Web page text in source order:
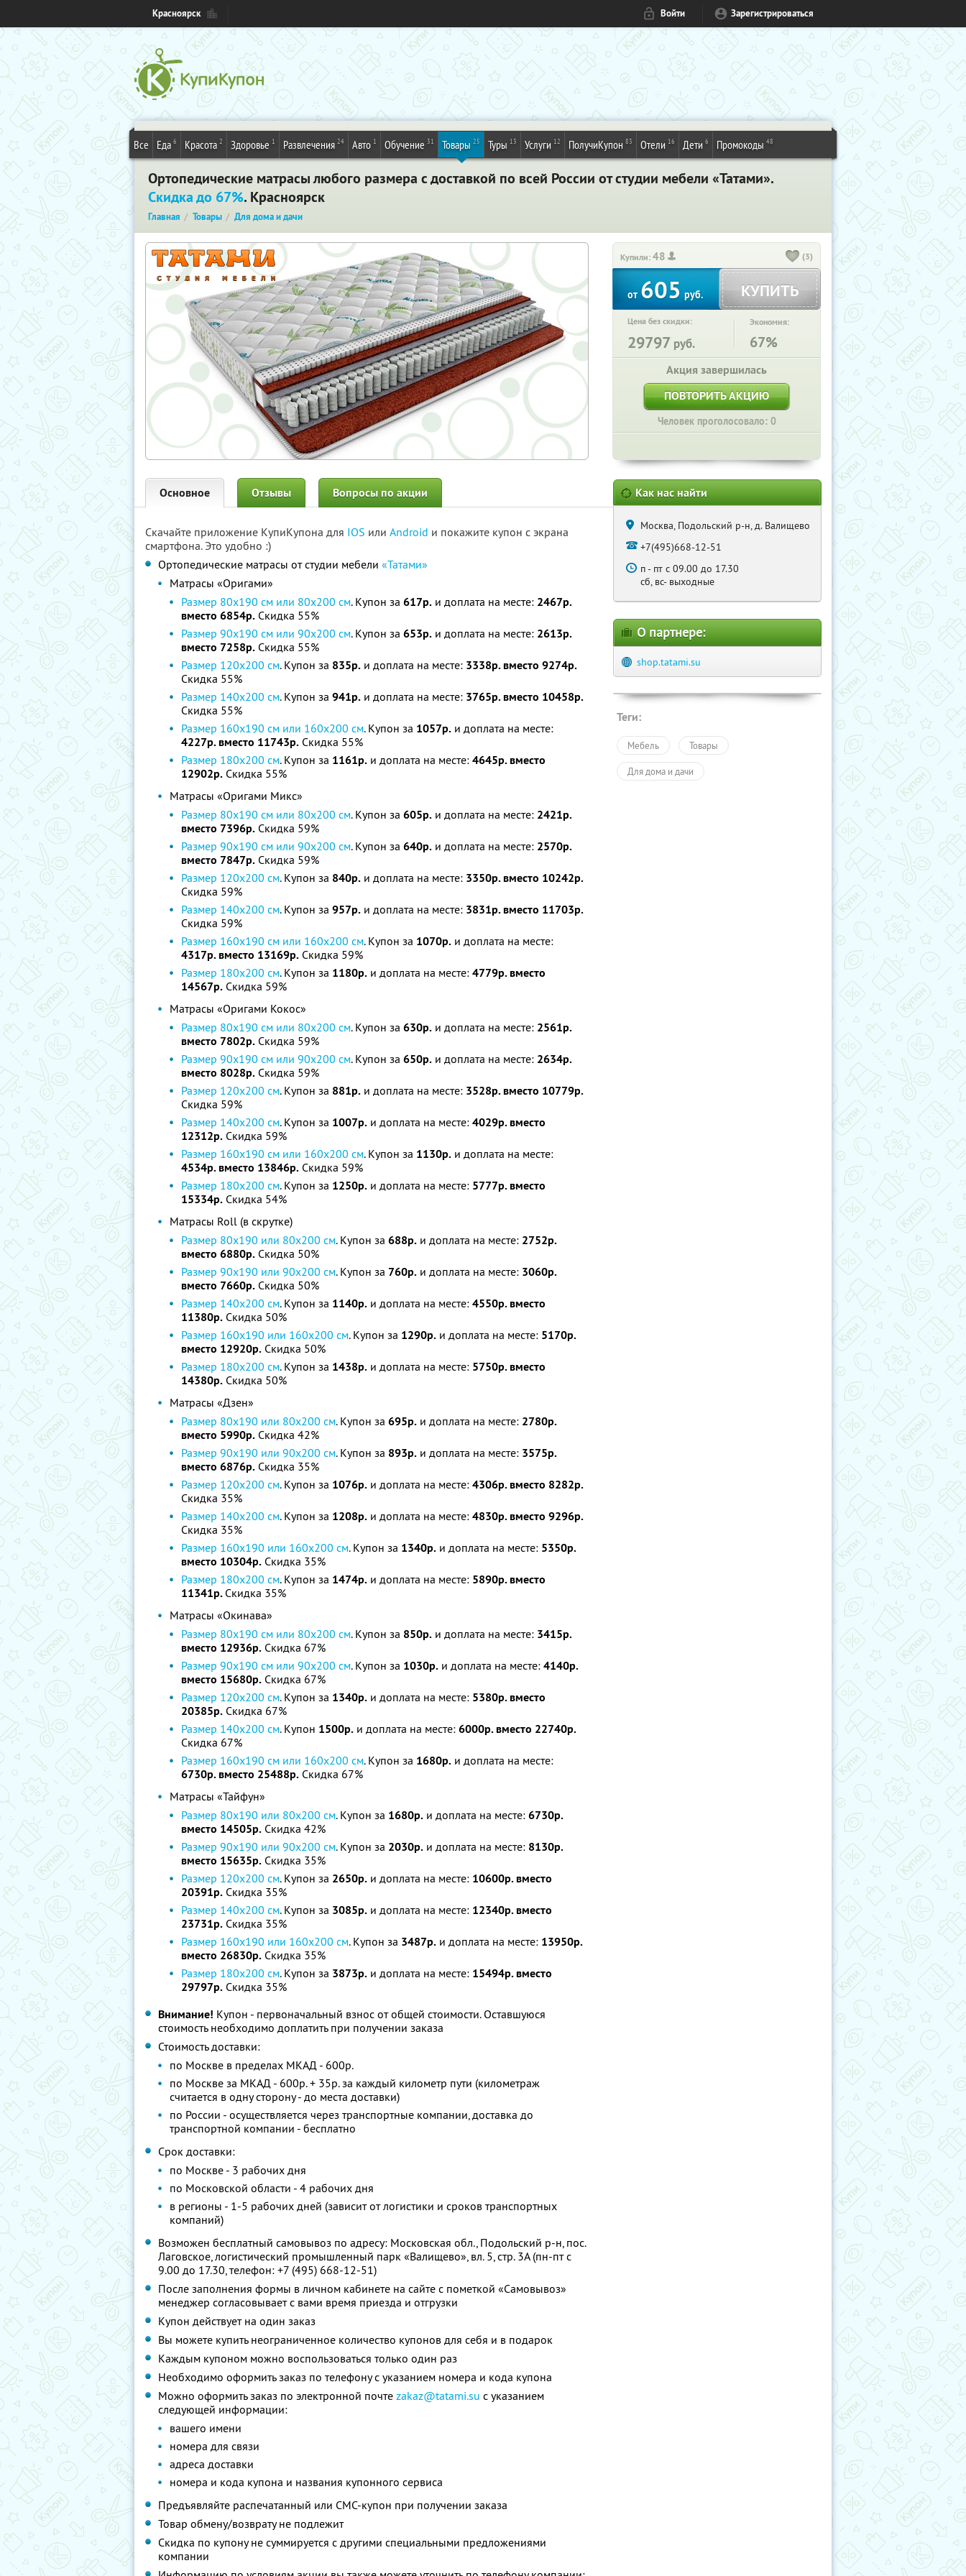
Красноярск Войти Зарегистрироваться
Все Еда 6 Красота 2 Здоровье 1 Развлечения 24 Авто 1 Обучение 31 Товары 25 Туры 13 Услуги 12 ПолучиКупон 83 Отели 16 Дети 6 Промокоды 48
Ортопедические матрасы любого размера с доставкой по всей России от студии мебели «Татами».
Скидка до 67%. Красноярск
Главная Товары Для дома и дачи
Купили:48 (3)
от605руб. КУПИТЬ
Цена без скидки:
29797 руб.
Экономия:
67%
Акция завершилась
ПОВТОРИТЬ АКЦИЮ
Человек проголосовало: 0
Основное Отзывы Вопросы по акции
Скачайте приложение КупиКупона для IOS или Android и покажите купон с экрана
смартфона. Это удобно :)
Ортопедические матрасы от студии мебели «Татами»
Матрасы «Оригами»
Размер 80х190 cм или 80х200 см. Купон за 617р. и доплата на месте: 2467р.
вместо 6854р. Скидка 55%
Размер 90х190 cм или 90х200 см. Купон за 653р. и доплата на месте: 2613р.
вместо 7258р. Скидка 55%
Размер 120х200 см. Купон за 835р. и доплата на месте: 3338р. вместо 9274р.
Скидка 55%
Размер 140х200 см. Купон за 941р. и доплата на месте: 3765р. вместо 10458р.
Скидка 55%
Размер 160х190 cм или 160х200 см. Купон за 1057р. и доплата на месте:
4227р. вместо 11743р. Скидка 55%
Размер 180х200 см. Купон за 1161р. и доплата на месте: 4645р. вместо
12902р. Скидка 55%
Матрасы «Оригами Микс»
Размер 80х190 cм или 80х200 см. Купон за 605р. и доплата на месте: 2421р.
вместо 7396р. Скидка 59%
Размер 90х190 cм или 90х200 см. Купон за 640р. и доплата на месте: 2570р.
вместо 7847р. Скидка 59%
Размер 120х200 см. Купон за 840р. и доплата на месте: 3350р. вместо 10242р.
Скидка 59%
Размер 140х200 см. Купон за 957р. и доплата на месте: 3831р. вместо 11703р.
Скидка 59%
Размер 160х190 cм или 160х200 см. Купон за 1070р. и доплата на месте:
4317р. вместо 13169р. Скидка 59%
Размер 180х200 см. Купон за 1180р. и доплата на месте: 4779р. вместо
14567р. Скидка 59%
Матрасы «Оригами Кокос»
Размер 80х190 cм или 80х200 см. Купон за 630р. и доплата на месте: 2561р.
вместо 7802р. Скидка 59%
Размер 90х190 cм или 90х200 см. Купон за 650р. и доплата на месте: 2634р.
вместо 8028р. Скидка 59%
Размер 120х200 см. Купон за 881р. и доплата на месте: 3528р. вместо 10779р.
Скидка 59%
Размер 140х200 см. Купон за 1007р. и доплата на месте: 4029р. вместо
12312р. Скидка 59%
Размер 160х190 cм или 160х200 см. Купон за 1130р. и доплата на месте:
4534р. вместо 13846р. Скидка 59%
Размер 180х200 см. Купон за 1250р. и доплата на месте: 5777р. вместо
15334р. Скидка 54%
Матрасы Roll (в скрутке)
Размер 80х190 или 80х200 см. Купон за 688р. и доплата на месте: 2752р.
вместо 6880р. Скидка 50%
Размер 90х190 или 90х200 см. Купон за 760р. и доплата на месте: 3060р.
вместо 7660р. Скидка 50%
Размер 140х200 см. Купон за 1140р. и доплата на месте: 4550р. вместо
11380р. Скидка 50%
Размер 160х190 или 160х200 см. Купон за 1290р. и доплата на месте: 5170р.
вместо 12920р. Скидка 50%
Размер 180х200 см. Купон за 1438р. и доплата на месте: 5750р. вместо
14380р. Скидка 50%
Матрасы «Дзен»
Размер 80х190 или 80х200 см. Купон за 695р. и доплата на месте: 2780р.
вместо 5990р. Скидка 42%
Размер 90х190 или 90х200 см. Купон за 893р. и доплата на месте: 3575р.
вместо 6876р. Скидка 35%
Размер 120х200 см. Купон за 1076р. и доплата на месте: 4306р. вместо 8282р.
Скидка 35%
Размер 140х200 см. Купон за 1208р. и доплата на месте: 4830р. вместо 9296р.
Скидка 35%
Размер 160х190 или 160х200 см. Купон за 1340р. и доплата на месте: 5350р.
вместо 10304р. Скидка 35%
Размер 180х200 см. Купон за 1474р. и доплата на месте: 5890р. вместо
11341р. Скидка 35%
Матрасы «Окинава»
Размер 80х190 cм или 80х200 см. Купон за 850р. и доплата на месте: 3415р.
вместо 12936р. Скидка 67%
Размер 90х190 cм или 90х200 см. Купон за 1030р. и доплата на месте: 4140р.
вместо 15680р. Скидка 67%
Размер 120х200 см. Купон за 1340р. и доплата на месте: 5380р. вместо
20385р. Скидка 67%
Размер 140х200 см. Купон 1500р. и доплата на месте: 6000р. вместо 22740р.
Скидка 67%
Размер 160х190 cм или 160х200 см. Купон за 1680р. и доплата на месте:
6730р. вместо 25488р. Скидка 67%
Матрасы «Тайфун»
Размер 80х190 или 80х200 см. Купон за 1680р. и доплата на месте: 6730р.
вместо 14505р. Скидка 42%
Размер 90х190 или 90х200 см. Купон за 2030р. и доплата на месте: 8130р.
вместо 15635р. Скидка 35%
Размер 120х200 см. Купон за 2650р. и доплата на месте: 10600р. вместо
20391р. Скидка 35%
Размер 140х200 см. Купон за 3085р. и доплата на месте: 12340р. вместо
23731р. Скидка 35%
Размер 160х190 или 160х200 см. Купон за 3487р. и доплата на месте: 13950р.
вместо 26830р. Скидка 35%
Размер 180х200 см. Купон за 3873р. и доплата на месте: 15494р. вместо
29797р. Скидка 35%
Внимание! Купон - первоначальный взнос от общей стоимости. Оставшуюся
стоимость необходимо доплатить при получении заказа
Стоимость доставки:
по Москве в пределах МКАД - 600р.
по Москве за МКАД - 600р. + 35р. за каждый километр пути (километраж
считается в одну сторону - до места доставки)
по России - осуществляется через транспортные компании, доставка до
транспортной компании - бесплатно
Срок доставки:
по Москве - 3 рабочих дня
по Московской области - 4 рабочих дня
в регионы - 1-5 рабочих дней (зависит от логистики и сроков транспортных
компаний)
Возможен бесплатный самовывоз по адресу: Московская обл., Подольский р-н, пос.
Лаговское, логистический промышленный парк «Валищево», вл. 5, стр. 3А (пн-пт с
9.00 до 17.30, телефон: +7 (495) 668-12-51)
После заполнения формы в личном кабинете на сайте с пометкой «Самовывоз»
менеджер согласовывает с вами время приезда и отгрузки
Купон действует на один заказ
Вы можете купить неограниченное количество купонов для себя и в подарок
Каждым купоном можно воспользоваться только один раз
Необходимо оформить заказ по телефону с указанием номера и кода купона
Можно оформить заказ по электронной почте zakaz@tatami.su с указанием
следующей информации:
вашего имени
номера для связи
адреса доставки
номера и кода купона и названия купонного сервиса
Предъявляйте распечатанный или СМС-купон при получении заказа
Товар обмену/возврату не подлежит
Скидка по купону не суммируется с другими специальными предложениями
компании
Как нас найти
Москва, Подольский р-н, д. Валищево
+7(495)668-12-51
п - пт с 09.00 до 17.30
сб, вс- выходные
О партнере:
shop.tatami.su
Теги:
Мебель Товары
Для дома и дачи